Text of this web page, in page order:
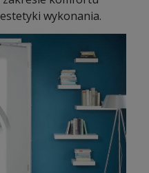
wykonania.